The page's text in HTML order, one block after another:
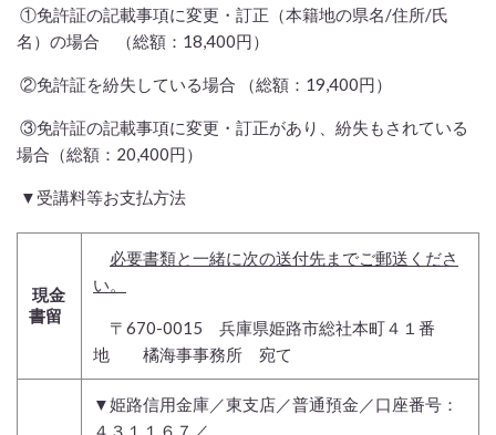
①免許証の記載事項に変更・訂正（本籍地の県名/住所/氏
名）の場合 （総額：18,400円）
②免許証を紛失している場合 （総額：19,400円）
③免許証の記載事項に変更・訂正があり、紛失もされている
場合（総額：20,400円）
▼受講料等お支払方法
現金
書留
必要書類と一緒に次の送付先までご郵送くださ
い。
〒670-0015 兵庫県姫路市総社本町４１番
地
橘海事事務所 宛て
▼姫路信用金庫／東支店／普通預金／口座番号：
４３１１６７／